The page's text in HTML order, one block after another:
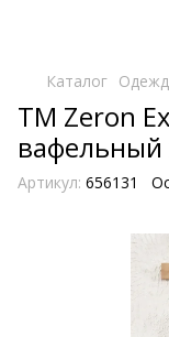
Каталог
TM Zeron
вафельный
Артикул: 656131